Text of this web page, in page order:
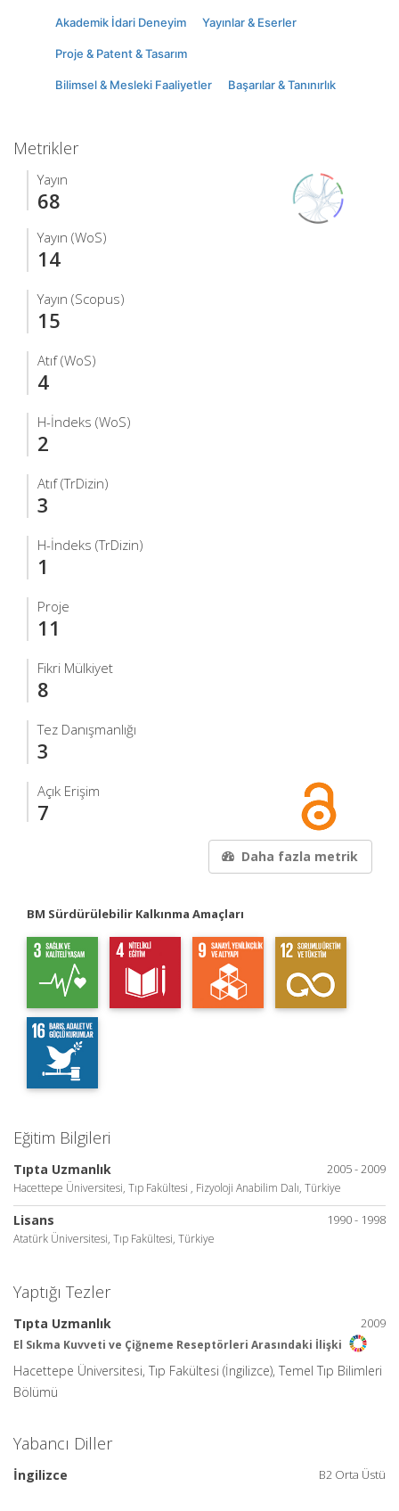
Akademik İdari Deneyim Yayınlar & Eserler
Proje & Patent & Tasarım
Bilimsel & Mesleki Faaliyetler Başarılar & Tanınırlık
Metrikler
Yayın
68
Yayın (WoS)
14
Yayın (Scopus)
15
Atıf (WoS)
4
H-İndeks (WoS)
2
Atıf (TrDizin)
3
H-İndeks (TrDizin)
1
Proje
11
Fikri Mülkiyet
8
Tez Danışmanlığı
3
Açık Erişim
7
Daha fazla metrik
BM Sürdürülebilir Kalkınma Amaçları
Eğitim Bilgileri
2005 - 2009
Tıpta Uzmanlık
Hacettepe Üniversitesi, Tıp Fakültesi , Fizyoloji Anabilim Dalı, Türkiye
1990 - 1998
Lisans
Atatürk Üniversitesi, Tıp Fakültesi, Türkiye
Yaptığı Tezler
2009
Tıpta Uzmanlık
El Sıkma Kuvveti ve Çiğneme Reseptörleri Arasındaki İlişki
Hacettepe Üniversitesi, Tıp Fakültesi (İngilizce), Temel Tıp Bilimleri
Bölümü
Yabancı Diller
B2 Orta Üstü
İngilizce